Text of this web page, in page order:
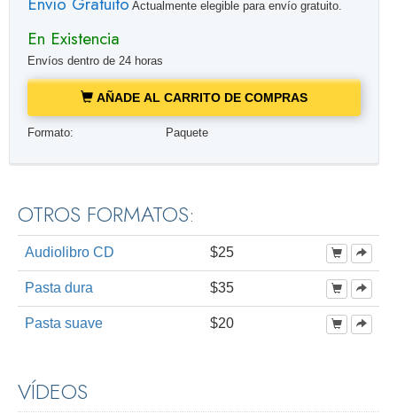
Actualmente elegible para envío gratuito.
En Existencia
Envíos dentro de 24 horas
AÑADE AL CARRITO DE COMPRAS
Formato: Paquete
OTROS FORMATOS:
Audiolibro CD $25
Pasta dura $35
Pasta suave $20
VÍDEOS